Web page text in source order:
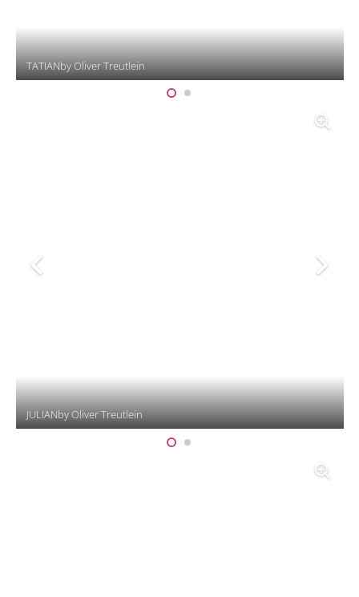
TATIANby Oliver Treutlein
JULIANby Oliver Treutlein